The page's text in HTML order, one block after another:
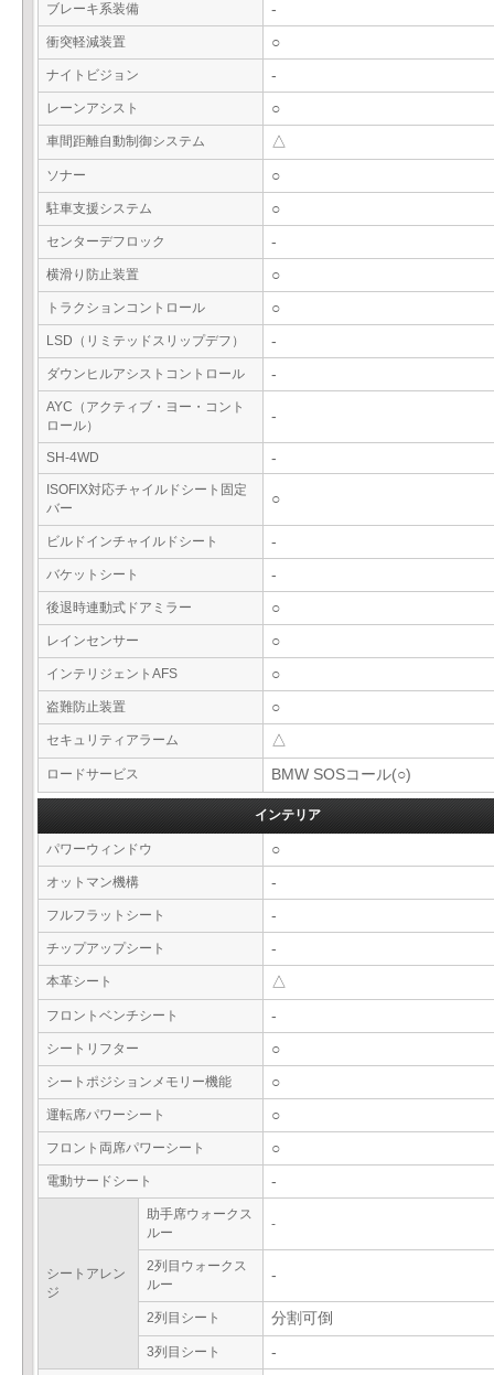
ブレーキ系装備 -
衝突軽減装置 ○
ナイトビジョン -
レーンアシスト ○
車間距離自動制御システム △
ソナー ○
駐車支援システム ○
センターデフロック -
横滑り防止装置 ○
トラクションコントロール ○
LSD（リミテッドスリップデフ） -
ダウンヒルアシストコントロール -
AYC（アクティブ・ヨー・コント
ロール）
-
SH-4WD -
ISOFIX対応チャイルドシート固定
バー
○
ビルドインチャイルドシート -
バケットシート -
後退時連動式ドアミラー ○
レインセンサー ○
インテリジェントAFS ○
盗難防止装置 ○
セキュリティアラーム △
ロードサービス BMW SOSコール(○)
インテリア
パワーウィンドウ ○
オットマン機構 -
フルフラットシート -
チップアップシート -
本革シート △
フロントベンチシート -
シートリフター ○
シートポジションメモリー機能 ○
運転席パワーシート ○
フロント両席パワーシート ○
電動サードシート -
シートアレン
ジ
助手席ウォークス
ルー
-
2列目ウォークス
ルー
-
2列目シート 分割可倒
3列目シート -